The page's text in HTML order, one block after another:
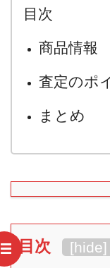
目次
商品情報
査定のポ
まとめ
目次 [hide]